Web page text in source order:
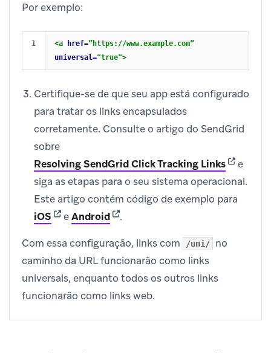
Por exemplo:
<a href=”https://www.example.com”
universal="true">
Certifique-se de que seu app está configurado
para tratar os links encapsulados
corretamente. Consulte o artigo do SendGrid
sobre
Resolving SendGrid Click Tracking Links(opens
e
siga as etapas para o seu sistema operacional.
Este artigo contém código de exemplo para
iOS (opens in new tab)
eAndroid(opens in new tab)
.
Com essa configuração, links com
/uni/
no
caminho da URL funcionarão como links
universais, enquanto todos os outros links
funcionarão como links web.